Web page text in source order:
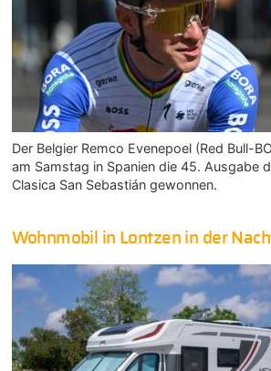
Der Belgier Remco Evenepoel (Red Bull-
am Samstag in Spanien die 45. Ausgabe
Clasica San Sebastián gewonnen.
Wohnmobil in Lontzen in der